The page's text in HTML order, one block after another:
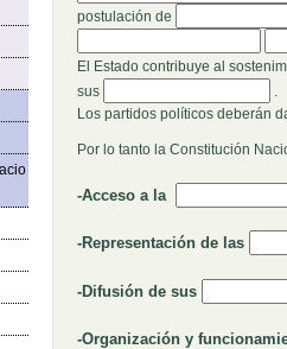
postulación de
El Estado contribuye al
sus
.
Los partidos políticos deberán
Por lo tanto la Constitución
-Acceso a la
-Representación de las
-Difusión de sus
-Organización y